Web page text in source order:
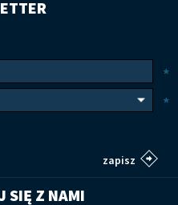
*
*
SIĘ Z NAMI